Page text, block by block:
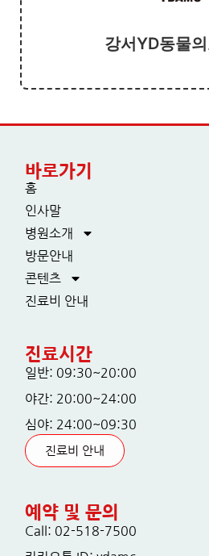
강서YD동물
바로가기
홈
인사말
병원소개
방문안내
콘텐츠
진료비 안내
진료시간
일반: 09:30~20:00
야간: 20:00~24:00
심야: 24:00~09:30
진료비 안내
예약 및 문의
Call: 02-518-7500